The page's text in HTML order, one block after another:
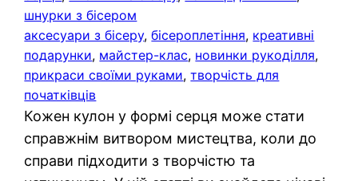
шнурки з бісером
аксесуари з бісеру, бісероплетіння, креативні
подарунки, майстер-клас, новинки рукоділля
прикраси своїми руками, творчість для
початківців
Кожен кулон у формі серця може стати
справжнім витвором мистецтва, коли до
справи підходити з творчістю та